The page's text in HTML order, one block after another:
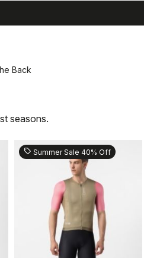
Back
seasons.
sell Summer Sale 40% Off